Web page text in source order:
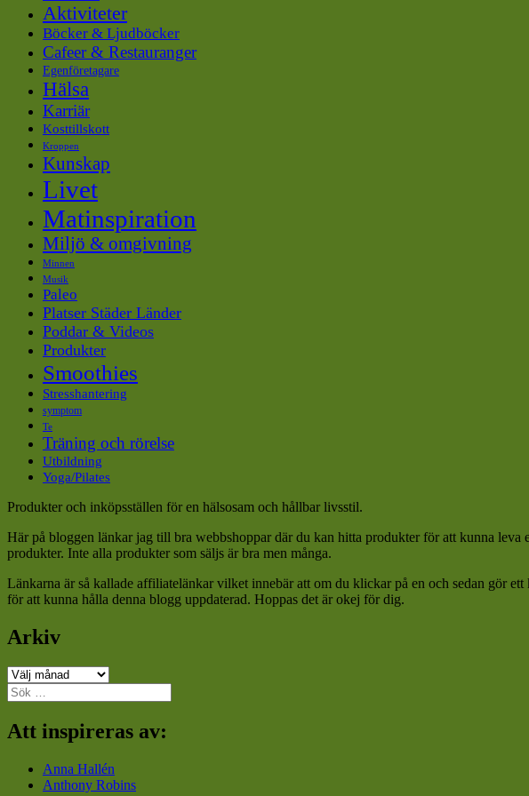
Aktiviteter
Böcker & Ljudböcker
Cafeer & Restauranger
Egenföretagare
Hälsa
Karriär
Kosttillskott
Kroppen
Kunskap
Livet
Matinspiration
Miljö & omgivning
Minnen
Musik
Paleo
Platser Städer Länder
Poddar & Videos
Produkter
Smoothies
Stresshantering
symptom
Te
Träning och rörelse
Utbildning
Yoga/Pilates
Produkter och inköpsställen för en hälsosam och hållbar livsstil.
Här på bloggen länkar jag till bra webbshoppar där du kan hitta produkter för att kunna
produkter. Inte alla produkter som säljs är bra men många.
Länkarna är så kallade affiliatelänkar vilket innebär att om du klickar på en och sedan gör
för att kunna hålla denna blogg uppdaterad. Hoppas det är okej för dig.
Arkiv
Arkiv
Sök
efter:
Att inspireras av:
Anna Hallén
Anthony Robins